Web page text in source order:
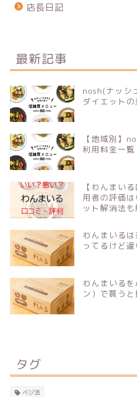
店長日記
最新記事
nosh(ナッシ
ダイエット
【地域別】
利用料金一覧
【わんまい
用者の評価
ット解消法
わんまいる
ってるけど
わんまいる
ン）で買う
タグ
ベジ活